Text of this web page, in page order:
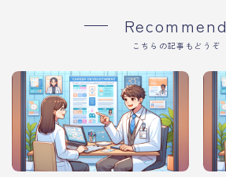
Recommend
こちらの記事もどうぞ